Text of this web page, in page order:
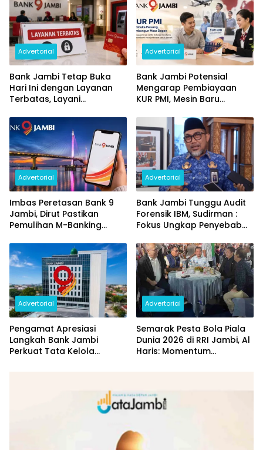
Advertorial
Bank Jambi Tetap Buka
Hari Ini dengan Layanan
Terbatas, Layani
dan Perubahan PIN
Advertorial
Bank Jambi Potensial
Mengarap Pembiayaan
KUR PMI, Mesin Baru
Daerah
Advertorial
Imbas Peretasan Bank 9
Jambi, Dirut Pastikan
Pemulihan M-Banking
Advertorial
Bank Jambi Tunggu Audit
Forensik IBM, Sudirman :
Fokus Ungkap Penyebab
Rp144 Miliar
Advertorial
Pengamat Apresiasi
Langkah Bank Jambi
Perkuat Tata Kelola
Advertorial
Semarak Pesta Bola Piala
Dunia 2026 di RRI Jambi, Al
Haris: Momentum